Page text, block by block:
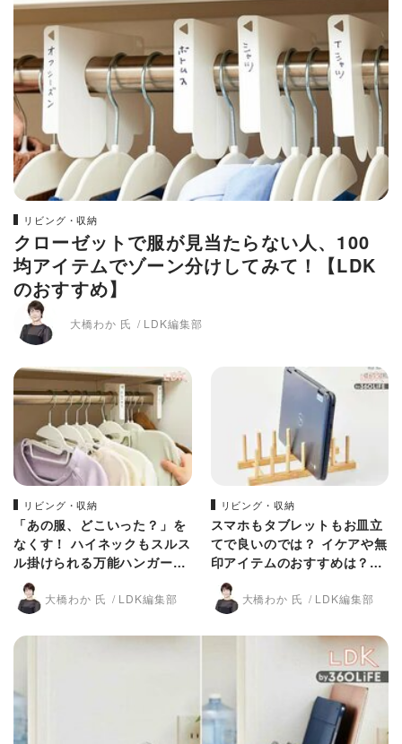
リビング・収納
クローゼットで服が見当たらない人、100
均アイテムでゾーン分けしてみて！【LDK
のおすすめ】
大橋わか 氏 LDK編集部
リビング・収納
「あの服、どこいった？」を
なくす！ ハイネックもスルス
ル掛けられる万能ハンガーを
発見【LDK】
大橋わか 氏 LDK編集部
リビング・収納
スマホもタブレットもお皿立
てで良いのでは？ イケアや無
印アイテムのおすすめは？
【LDK】
大橋わか 氏 LDK編集部